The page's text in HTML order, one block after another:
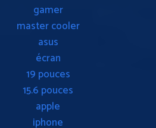
gamer
master cooler
asus
écran
19 pouces
15.6 pouces
apple
iphone